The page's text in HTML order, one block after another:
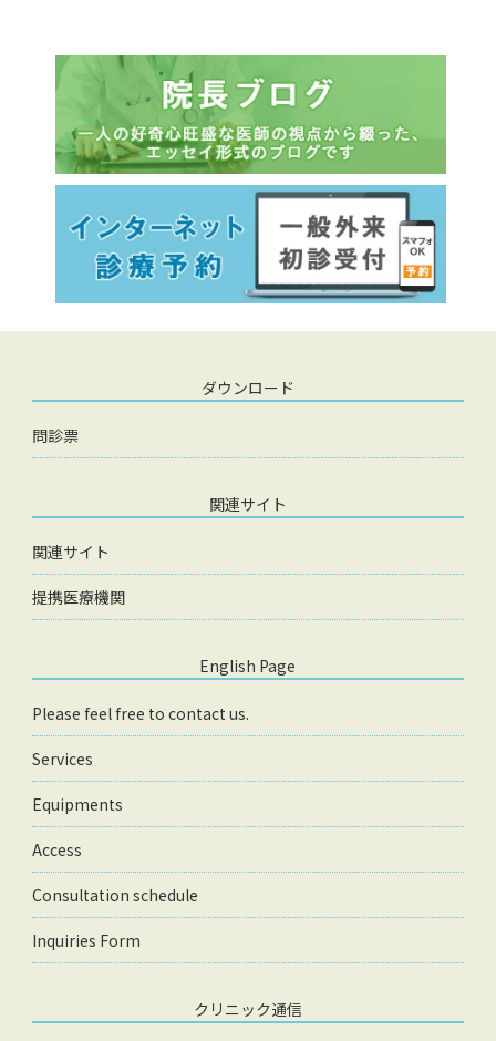
ダウンロード
問診票
関連サイト
関連サイト
提携医療機関
English Page
Please feel free to contact us.
Services
Equipments
Access
Consultation schedule
Inquiries Form
クリニック通信